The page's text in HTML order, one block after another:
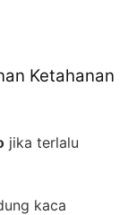
Ketahanan
jika terlalu
kaca